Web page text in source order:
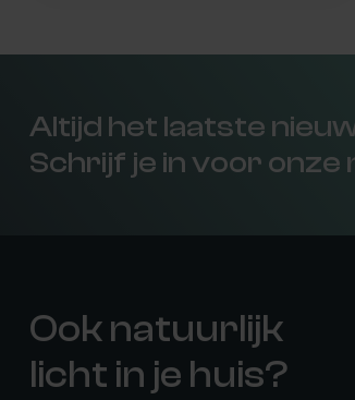
Altijd het laatste
Schrijf je in voor
Ook natuurlijk
licht in je huis?